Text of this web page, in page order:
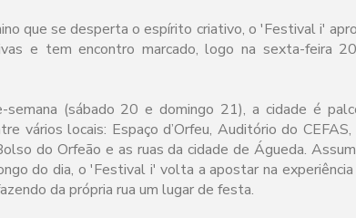
que se desperta o espírito criativo, o 'Festival i'
e tem encontro marcado, logo na sexta-feira
semana (sábado 20 e domingo 21), a cidade é
vários locais: Espaço d’Orfeu, Auditório do
do Orfeão e as ruas da cidade de Águeda.
do dia, o 'Festival i' volta a apostar na
da própria rua um lugar de festa.